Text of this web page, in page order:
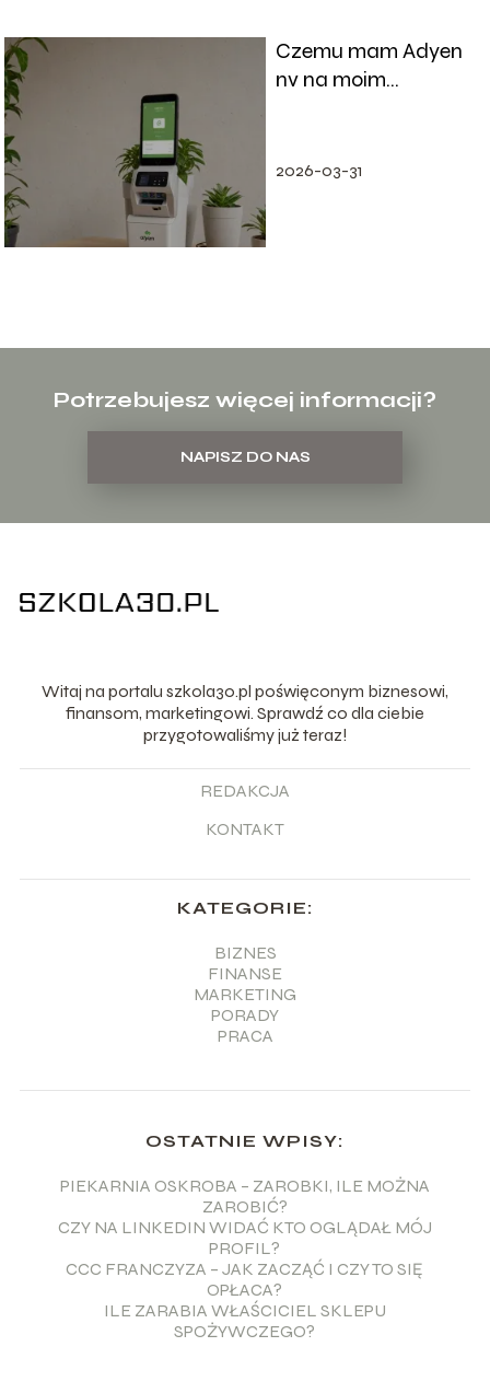
Czemu mam Adyen
nv na moim
2026-03-31
Potrzebujesz więcej informacji?
NAPISZ DO NAS
Witaj na portalu szkola30.pl poświęconym biznesowi,
finansom, marketingowi. Sprawdź co dla ciebie
przygotowaliśmy już teraz!
REDAKCJA
KONTAKT
KATEGORIE:
BIZNES
FINANSE
MARKETING
PORADY
PRACA
OSTATNIE WPISY:
PIEKARNIA OSKROBA – ZAROBKI, ILE MOŻNA
ZAROBIĆ?
CZY NA LINKEDIN WIDAĆ KTO OGLĄDAŁ MÓJ
PROFIL?
CCC FRANCZYZA – JAK ZACZĄĆ I CZY TO SIĘ
OPŁACA?
ILE ZARABIA WŁAŚCICIEL SKLEPU
SPOŻYWCZEGO?